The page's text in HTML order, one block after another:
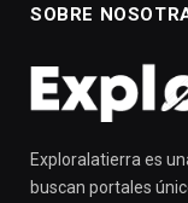
SOBRE
Exploralatierra es
buscan portales